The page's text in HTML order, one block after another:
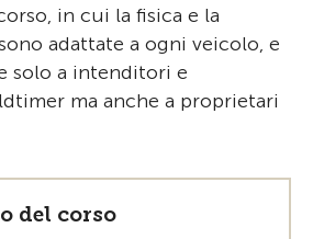
in cui la fisica e la
adattate a ogni veicolo, e
solo a intenditori e
ma anche a proprietari
del corso